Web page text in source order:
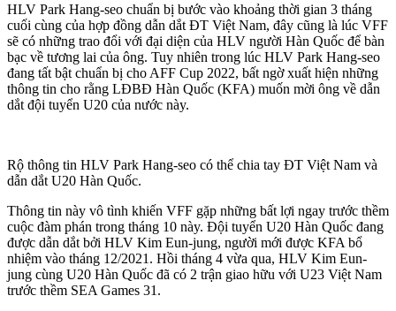
HLV Park Hang-seo chuẩn bị bước vào khoảng thời gian 3 tháng
cuối cùng của hợp đồng dẫn dắt ĐT Việt Nam, đây cũng là lúc VFF
sẽ có những trao đổi với đại diện của HLV người Hàn Quốc để bàn
bạc về tương lai của ông. Tuy nhiên trong lúc HLV Park Hang-seo
đang tất bật chuẩn bị cho AFF Cup 2022, bất ngờ xuất hiện những
thông tin cho rằng LĐBĐ Hàn Quốc (KFA) muốn mời ông về dẫn
dắt đội tuyển U20 của nước này.
Rộ thông tin HLV Park Hang-seo có thể chia tay ĐT Việt Nam và
dẫn dắt U20 Hàn Quốc.
Thông tin này vô tình khiến VFF gặp những bất lợi ngay trước thềm
cuộc đàm phán trong tháng 10 này. Đội tuyển U20 Hàn Quốc đang
được dẫn dắt bởi HLV Kim Eun-jung, người mới được KFA bổ
nhiệm vào tháng 12/2021. Hồi tháng 4 vừa qua, HLV Kim Eun-
jung cùng U20 Hàn Quốc đã có 2 trận giao hữu với U23 Việt Nam
trước thềm SEA Games 31.